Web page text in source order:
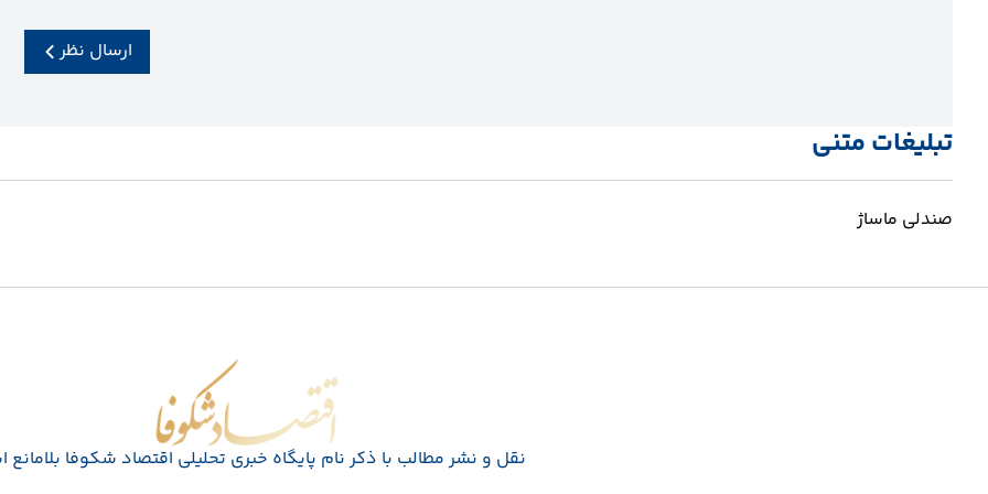
ارسال نظر
تبلیغات متنی
صندلی ماساژ
اقتصاد شکوفا
نقل و نشر مطالب با ذکر نام پايگاه خبری تحليلی اقتصاد شکوفا